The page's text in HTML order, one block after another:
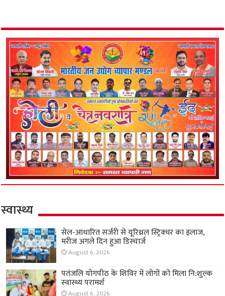
स्वास्थ्य
सेल-आधारित सर्जरी से यूरिथ्रल स्ट्रिक्चर का इलाज,
मरीज अगले दिन हुआ डिस्चार्ज
August 6, 2026
पतंजलि योगपीठ के शिविर में लोगों को मिला नि:शुल्क
स्वास्थ्य परामर्श
August 6, 2026